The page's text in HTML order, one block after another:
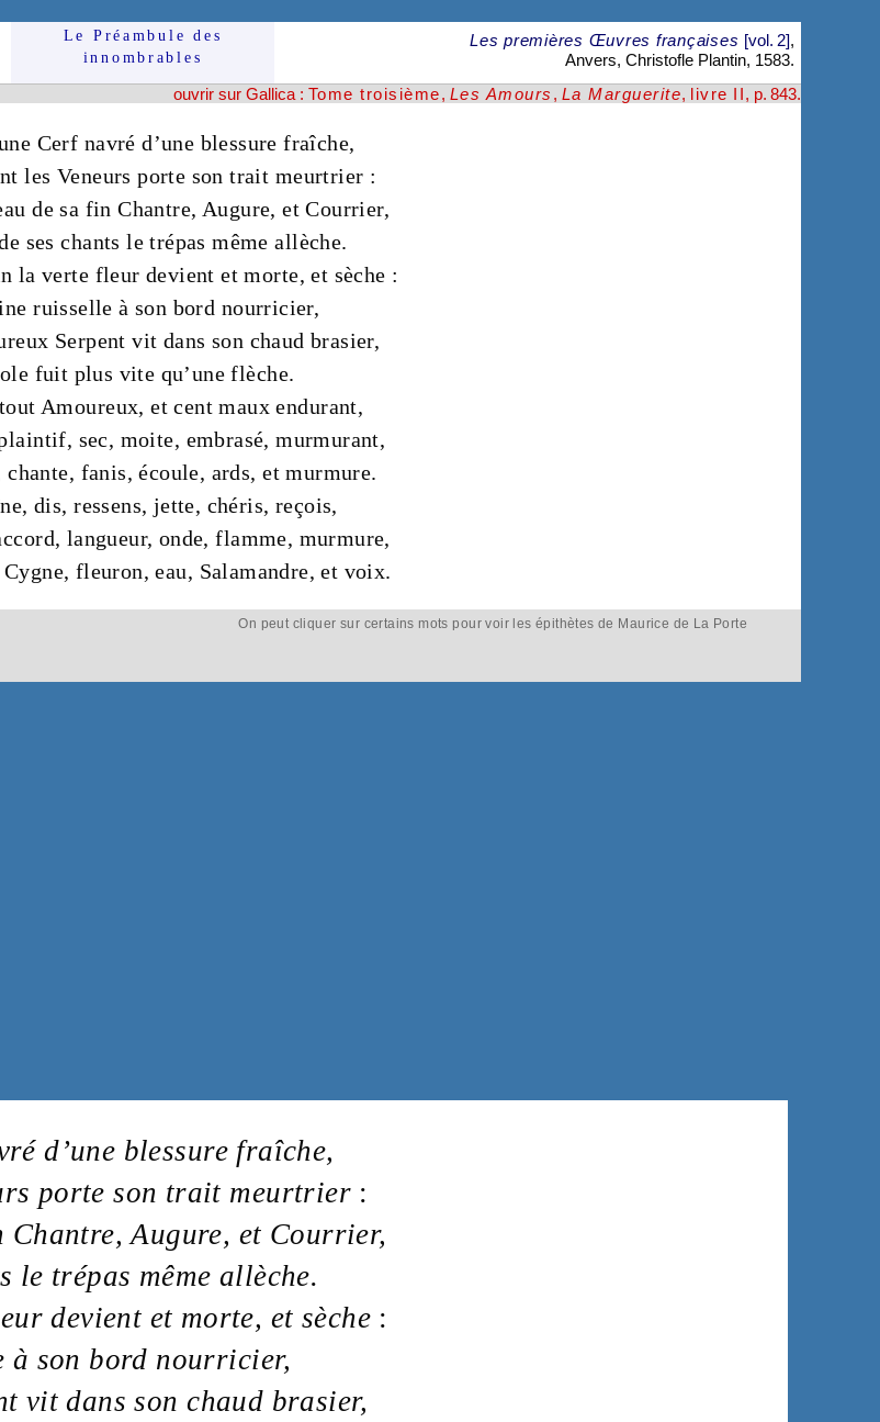
Le Préam­bule des
innom­brables
Les premières Œuvres françaises [vol. 2],
Anvers, Christofle Plantin, 1583.
ouvrir sur Gallica : Tome troisième, Les Amours , La Marguerite, livre II , p. 843.
Cerf navré d’une blessurefraîche,
les Veneurs porte sontrait meurtrier :
de sa finChantre, Augure, etCourrier,
seschants letrépas même allèche.
laverte fleur devient et morte, et sèche :
ruisselle à son bord nourricier,
Serpent vit dans son chaud brasier,
fuit plus vite qu’uneflèche.
Amoureux, et centmaux endurant,
, sec, moite, embrasé,murmurant,
chante, fanis, écoule, ards, et murmure.
dis, ressens, jette, chéris, reçois,
, langueur, onde,flamme, murmure,
Cygne, fleuron,eau, Salamandre, et voix.
On peut cliquer sur certains mots pour voir les épithètes de Maurice de La Porte
d’une blessure fraîche,
porte son trait meurtrier :
Chantre,Augure, et Courrier,
le trépas même allèche.
devient et morte, et sèche :
à son bord nourricier,
vit dans sonchaud brasier,